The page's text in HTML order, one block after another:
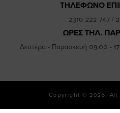
ΤΗΛΕΦΩΝΟ
2310 222 747/
ΩΡΕΣ ΤΗΛ.
Δευτέρα - Παρασκευή 09:00 -
Copyright © 2026. All